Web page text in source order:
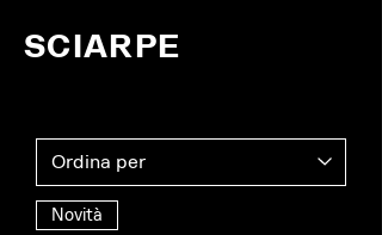
SCIARPE
Novità